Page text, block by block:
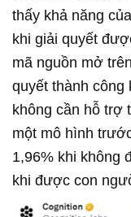
thấy khả năng
khi giải quyết
mã nguồn mở
quyết thành công
không cần hỗ trợ
một mô hình
1,96% khi không
khi được con